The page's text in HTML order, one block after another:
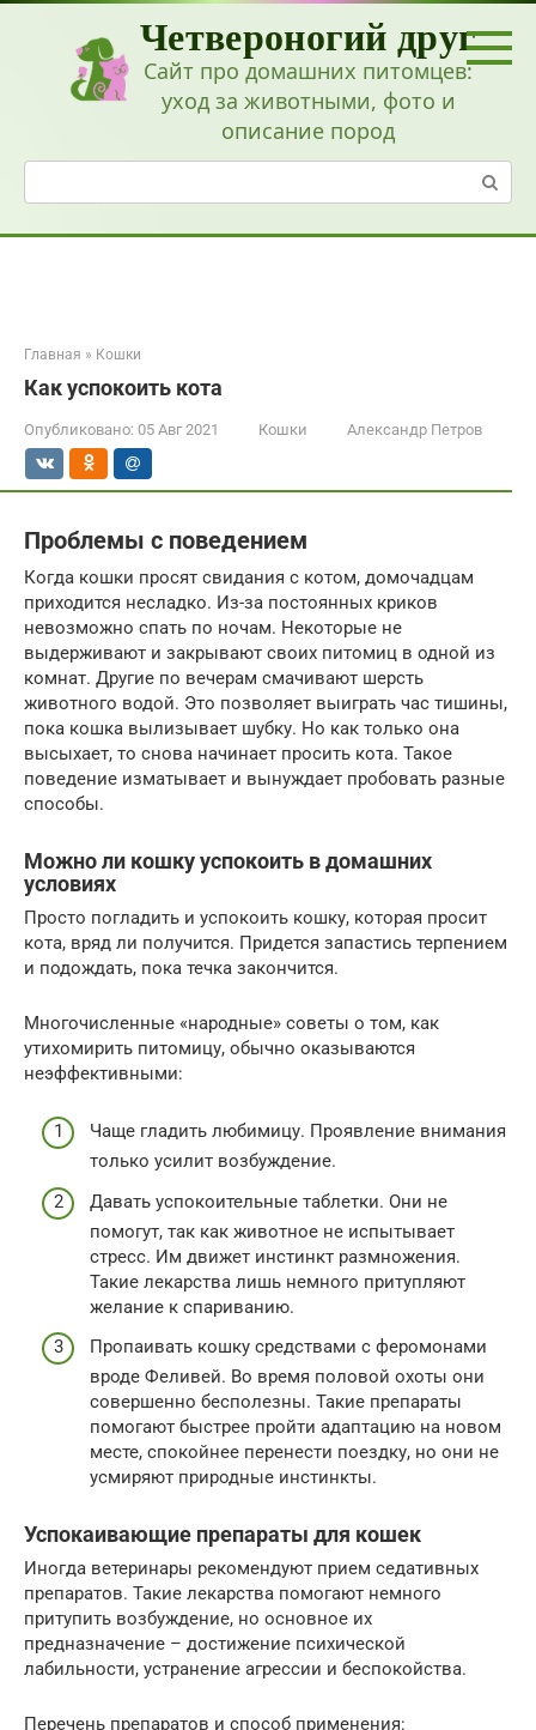
Перейти
Четвероногий друг
Сайт про домашних питомцев:
уход за животными, фото и
описание пород
Поиск:
Главная » Кошки
Как успокоить кота
Опубликовано: 05 Авг 2021 Кошки Александр Петров
Проблемы с поведением
Когда кошки просят свидания с котом, домочадцам
приходится несладко. Из-за постоянных криков
невозможно спать по ночам. Некоторые не
выдерживают и закрывают своих питомиц в одной из
комнат. Другие по вечерам смачивают шерсть
животного водой. Это позволяет выиграть час тишины,
пока кошка вылизывает шубку. Но как только она
высыхает, то снова начинает просить кота. Такое
поведение изматывает и вынуждает пробовать разные
способы.
Можно ли кошку успокоить в домашних
условиях
Просто погладить и успокоить кошку, которая просит
кота, вряд ли получится. Придется запастись терпением
и подождать, пока течка закончится.
Многочисленные «народные» советы о том, как
утихомирить питомицу, обычно оказываются
неэффективными:
Чаще гладить любимицу. Проявление внимания
только усилит возбуждение.
Давать успокоительные таблетки. Они не
помогут, так как животное не испытывает
стресс. Им движет инстинкт размножения.
Такие лекарства лишь немного притупляют
желание к спариванию.
Пропаивать кошку средствами с феромонами
вроде Феливей. Во время половой охоты они
совершенно бесполезны. Такие препараты
помогают быстрее пройти адаптацию на новом
месте, спокойнее перенести поездку, но они не
усмиряют природные инстинкты.
Успокаивающие препараты для кошек
Иногда ветеринары рекомендуют прием седативных
препаратов. Такие лекарства помогают немного
притупить возбуждение, но основное их
предназначение – достижение психической
лабильности, устранение агрессии и беспокойства.
Перечень препаратов и способ применения: